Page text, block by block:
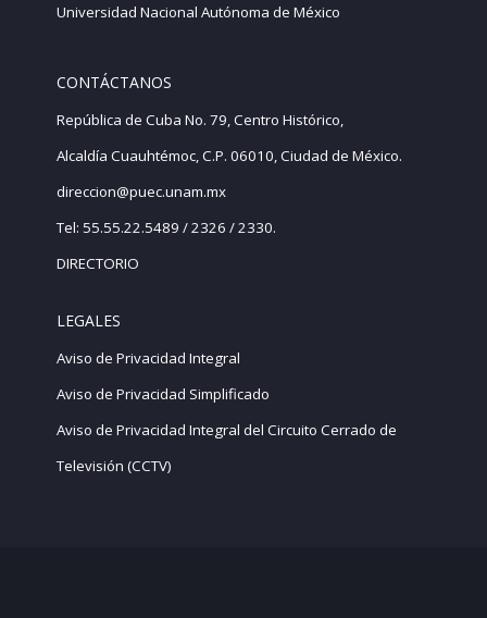
Universidad Nacional Autónoma de México
CONTÁCTANOS
República de Cuba No. 79, Centro Histórico,
Alcaldía Cuauhtémoc, C.P. 06010, Ciudad de México.
direccion@puec.unam.mx
Tel: 55.55.22.5489 / 2326 / 2330.
DIRECTORIO
LEGALES
Aviso de Privacidad Integral
Aviso de Privacidad Simplificado
Aviso de Privacidad Integral del Circuito Cerrado de
Televisión (CCTV)